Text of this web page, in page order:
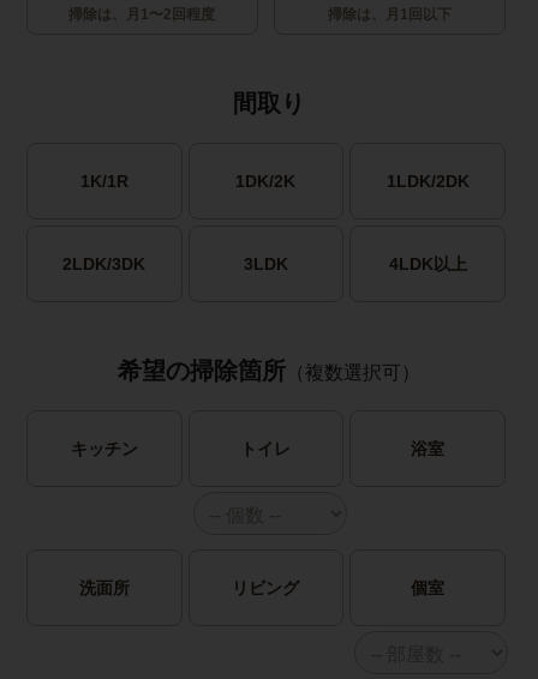
掃除は、月1〜2回程度 掃除は、月1回以下
間取り
1K/1R 1DK/2K 1LDK/2DK
2LDK/3DK 3LDK 4LDK以上
希望の掃除箇所 （複数選択可）
キッチン トイレ 浴室
洗面所 リビング 個室